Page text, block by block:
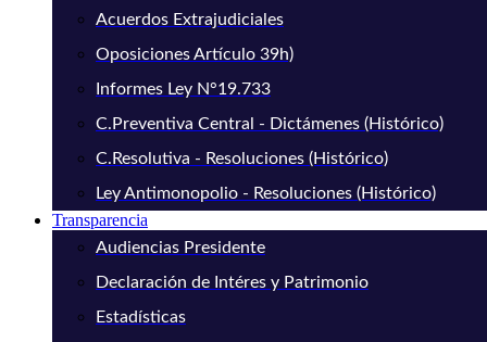
Acuerdos Extrajudiciales
Oposiciones Artículo 39h)
Informes Ley N°19.733
C.Preventiva Central - Dictámenes (Histórico)
C.Resolutiva - Resoluciones (Histórico)
Ley Antimonopolio - Resoluciones (Histórico)
Transparencia
Audiencias Presidente
Declaración de Intéres y Patrimonio
Estadísticas